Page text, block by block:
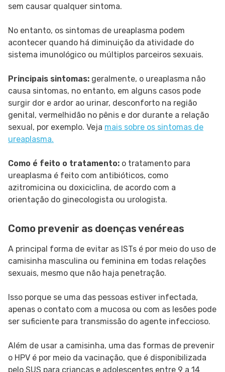
sem causar qualquer sintoma.
No entanto, os sintomas de ureaplasma podem
acontecer quando há diminuição da atividade do
sistema imunológico ou múltiplos parceiros sexuais.
Principais sintomas: geralmente, o ureaplasma não
causa sintomas, no entanto, em alguns casos pode
surgir dor e ardor ao urinar, desconforto na região
genital, vermelhidão no pênis e dor durante a relação
sexual, por exemplo. Veja mais sobre os sintomas de
ureaplasma.
Como é feito o tratamento: o tratamento para
ureaplasma é feito com antibióticos, como
azitromicina ou doxiciclina, de acordo com a
orientação do ginecologista ou urologista.
Como prevenir as doenças venéreas
A principal forma de evitar as ISTs é por meio do uso de
camisinha masculina ou feminina em todas relações
sexuais, mesmo que não haja penetração.
Isso porque se uma das pessoas estiver infectada,
apenas o contato com a mucosa ou com as lesões pode
ser suficiente para transmissão do agente infeccioso.
Além de usar a camisinha, uma das formas de prevenir
o HPV é por meio da vacinação, que é disponibilizada
pelo SUS para crianças e adolescentes entre 9 a 14